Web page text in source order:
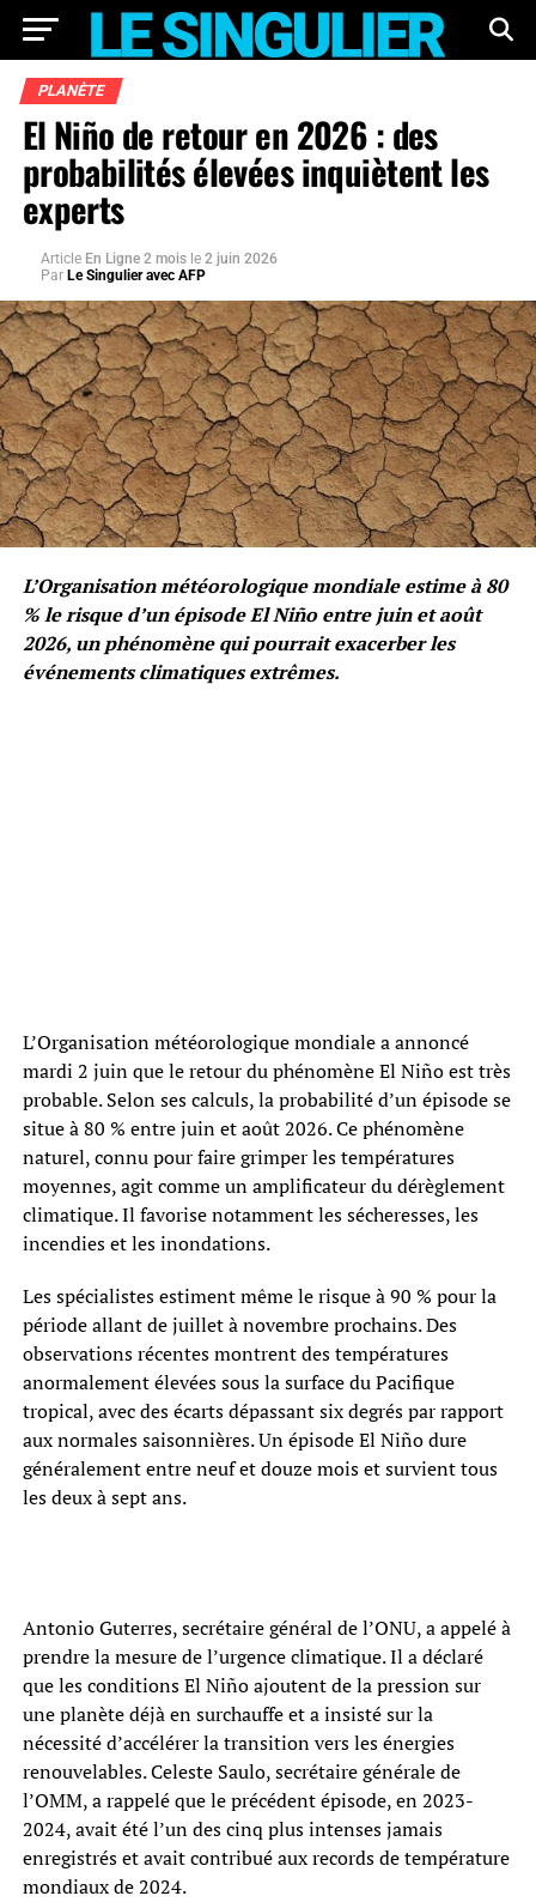
PLANÈTE
El Niño de retour en 2026 : des
probabilités élevées inquiètent les
experts
Article En Ligne 2 mois le 2 juin 2026
Par Le Singulier avec AFP
L’Organisation météorologique mondiale estime à 80
% le risque d’un épisode El Niño entre juin et août
2026, un phénomène qui pourrait exacerber les
événements climatiques extrêmes.
L’Organisation météorologique mondiale a annoncé
mardi 2 juin que le retour du phénomène El Niño est très
probable. Selon ses calculs, la probabilité d’un épisode se
situe à 80 % entre juin et août 2026. Ce phénomène
naturel, connu pour faire grimper les températures
moyennes, agit comme un amplificateur du dérèglement
climatique. Il favorise notamment les sécheresses, les
incendies et les inondations.
Les spécialistes estiment même le risque à 90 % pour la
période allant de juillet à novembre prochains. Des
observations récentes montrent des températures
anormalement élevées sous la surface du Pacifique
tropical, avec des écarts dépassant six degrés par rapport
aux normales saisonnières. Un épisode El Niño dure
généralement entre neuf et douze mois et survient tous
les deux à sept ans.
Antonio Guterres, secrétaire général de l’ONU, a appelé à
prendre la mesure de l’urgence climatique. Il a déclaré
que les conditions El Niño ajoutent de la pression sur
une planète déjà en surchauffe et a insisté sur la
nécessité d’accélérer la transition vers les énergies
renouvelables. Celeste Saulo, secrétaire générale de
l’OMM, a rappelé que le précédent épisode, en 2023-
2024, avait été l’un des cinq plus intenses jamais
enregistrés et avait contribué aux records de température
mondiaux de 2024.